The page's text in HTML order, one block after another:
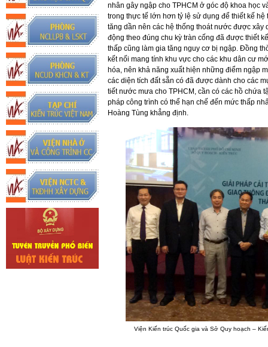
nhân gây ngập cho TPHCM ở góc độ khoa học
trong thực tế lớn hơn tỷ lệ sử dụng để thiết kế
tăng dần nên các hệ thống thoát nước được
động theo đúng chu kỳ tràn cống đã được thiết
thấp cũng làm gia tăng nguy cơ bị ngập. Đồng
kết nối mang tính khu vực cho các khu dân cư
hóa, nên khả năng xuất hiện những điểm ngập
các diện tích đất sẵn có đã được dành cho các
tiết nước mưa cho TPHCM, cần có các hồ chứa
pháp công trình có thể hạn chế đến mức thấp
Hoàng Tùng khẳng định.
Viện Kiến trúc Quốc gia và Sở Quy hoạch –